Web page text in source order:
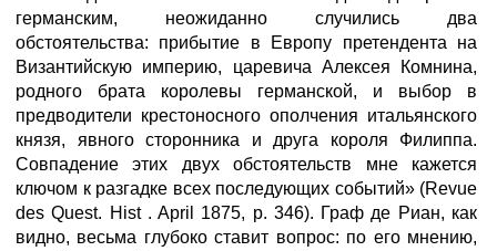
германским, неожиданно случились два
обстоятельства: прибытие в Европу претендента на
Византийскую империю, царевича Алексея Комнина,
родного брата королевы германской, и выбор в
предводители крестоносного ополчения итальянского
князя, явного сторонника и друга короля Филиппа.
Совпадение этих двух обстоятельств мне кажется
ключом к разгадке всех последующих событий» (Revue
des Quest. Hist . April 1875, р. 346). Граф де Риан, как
видно, весьма глубоко ставит вопрос: по его мнению,